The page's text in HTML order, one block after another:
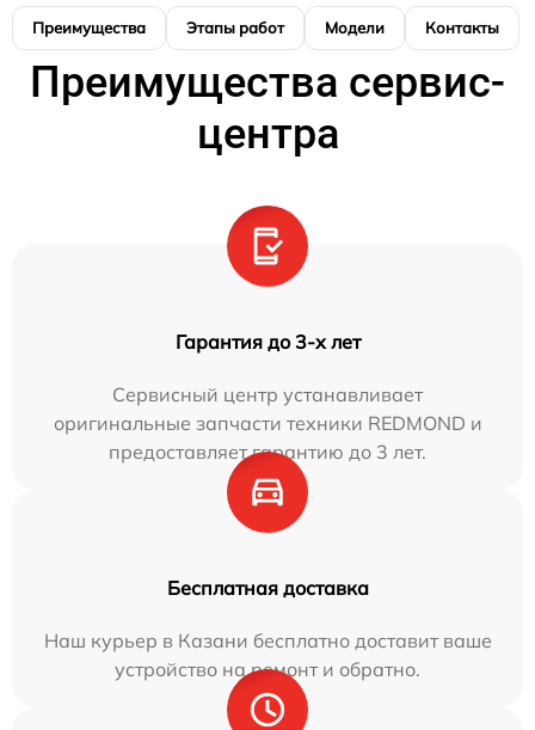
Преимущества Этапы работ Модели Контакты
Преимущества сервис-
центра
Гарантия до 3-х лет
Сервисный центр устанавливает
оригинальные запчасти техники REDMOND и
предоставляет гарантию до 3 лет.
Бесплатная доставка
Наш курьер в Казани бесплатно доставит ваше
устройство на ремонт и обратно.